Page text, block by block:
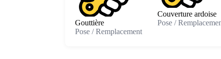
Gouttière
Pose / Remplacement
Couverture ardoise
Pose /